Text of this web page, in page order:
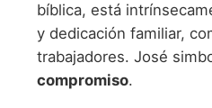
bíblica, está
y dedicación familiar,
trabajadores. José
compromiso.